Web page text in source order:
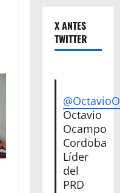
X ANTES
TWITTER
Octavio
Ocampo
Cordoba
Líder
del
PRD